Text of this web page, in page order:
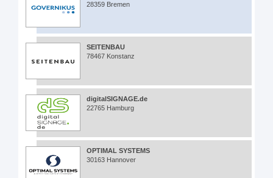
28359 Bremen
SEITENBAU
78467 Konstanz
digitalSIGNAGE.de
22765 Hamburg
OPTIMAL SYSTEMS
30163 Hannover